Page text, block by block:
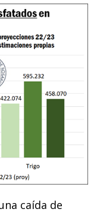
caída de